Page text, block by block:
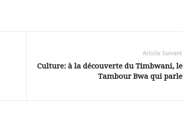
Article Suivant
Culture: à la découverte du Timbwani, le
Tambour Bwa qui parle